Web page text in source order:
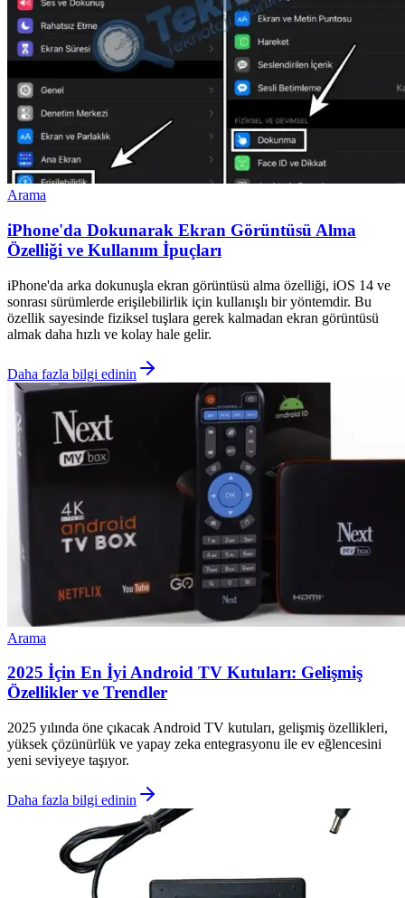
Arama
iPhone'da Dokunarak Ekran Görüntüsü Alma
Özelliği ve Kullanım İpuçları
iPhone'da arka dokunuşla ekran görüntüsü alma özelliği, iOS 14 ve
sonrası sürümlerde erişilebilirlik için kullanışlı bir yöntemdir. Bu
özellik sayesinde fiziksel tuşlara gerek kalmadan ekran görüntüsü
almak daha hızlı ve kolay hale gelir.
Daha fazla bilgi edinin
Arama
2025 İçin En İyi Android TV Kutuları: Gelişmiş
Özellikler ve Trendler
2025 yılında öne çıkacak Android TV kutuları, gelişmiş özellikleri,
yüksek çözünürlük ve yapay zeka entegrasyonu ile ev eğlencesini
yeni seviyeye taşıyor.
Daha fazla bilgi edinin